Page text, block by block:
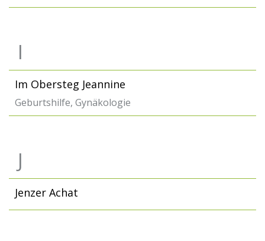
I
Im Obersteg Jeannine
Geburtshilfe, Gynäkologie
J
Jenzer Achat